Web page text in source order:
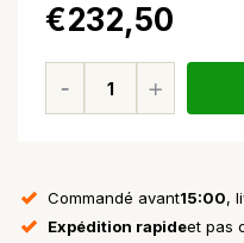
€232,50
Commandé avant15:00,
Expédition rapideet pas